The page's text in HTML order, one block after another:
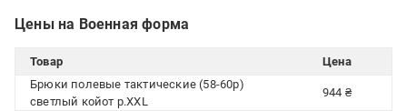
Цены на Военная форма
Товар
Цена
Брюки полевые тактические (58-60р)
светлый койот р.XXL
944 ₴